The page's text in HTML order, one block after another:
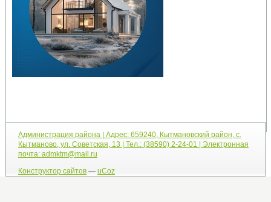
Администрация района | Адрес: 659240, Кытмановский район, с.
Кытманово, ул. Советская, 13 | Тел.: (38590) 2-24-01 | Электронная
почта: admktm@mail.ru
Конструктор сайтов— uCoz